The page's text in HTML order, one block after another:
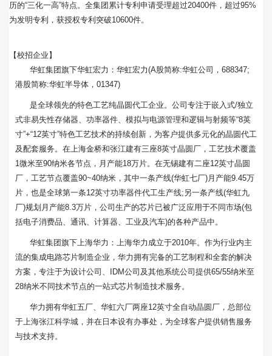
历的“三化一高”特点。全集团累计专利申请受理超过20400件，超过95%
为发明专利，获授权专利突破10600件。
【校招企业】
华虹集团旗下华虹宏力：华虹宏力(A股简称:华虹公司，688347;
港股简称:华虹半导体，01347)
是全球领先的特色工艺纯晶圆代工企业。公司专注于嵌入式/独立
式非易失性存储器、功率器件、模拟与电源管理和逻辑与射频等“8英
寸”+“12英寸”特色工艺技术的持续创新，为客户提供多元化的晶圆代工
及配套服务。在上海金桥和张江建有三座8英寸晶圆厂，工艺技术覆盖
1微米至90纳米各节点，月产能18万片。在无锡建有二座12英寸晶圆
厂，工艺节点覆盖90~40纳米，其中一条产线(华虹七厂)月产能9.45万
片，也是全球第一条12英寸功率器件代工生产线;另一条产线(华虹九
厂)规划月产能8.3万片，公司生产的芯片已被广泛应用于不同市场(包
括电子消费品、通讯、计算器、工业及汽车)的各种产品中。
华虹集团旗下上海华力：上海华力成立于2010年。作为行业内主
流的集成电路芯片制造企业，华力拥有完备的工艺制程和全套的解决
方案，专注于为设计公司、IDM公司及其他系统公司提供65/55纳米至
28纳米不同技术节点的一站式芯片制造技术服务。
华力拥有华虹五厂、华虹六厂两座12英寸全自动晶圆厂，总部位
于上海张江科学城，并在日本设有办事处，为全球客户提供销售服务
与技术支持。